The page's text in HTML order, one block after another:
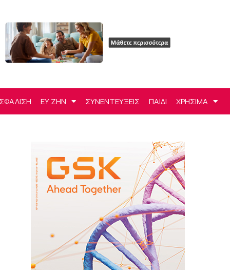
ΕΥ ΖΗΝ ΣΥΝΕΝΤΕΥΞΕΙΣ ΠΑΙΔΙ ΧΡΗΣΙΜΑ